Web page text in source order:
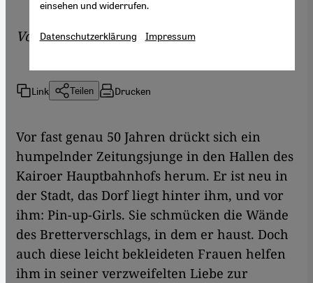
VonChristopher Resch
Link Teilen Drucken
Vor fast genau 50 Jahren drückt sich ein
humpelnder Zeitungsjunge in den Hallen des
Kairoer Hauptbahnhofs herum. Er ist neu in
der Stadt, das Dorf liegt hinter ihm, und vor
ihm: Pin-up-Girls. Sie schmücken die Wände
des Bretterverschlags, in dem er haust. Doch
auch diese leicht bekleideten Frauen helfen
ihm in seiner verzweifelten Liebe zur
einsehen und widerrufen.
Datenschutzerklärung Impressum